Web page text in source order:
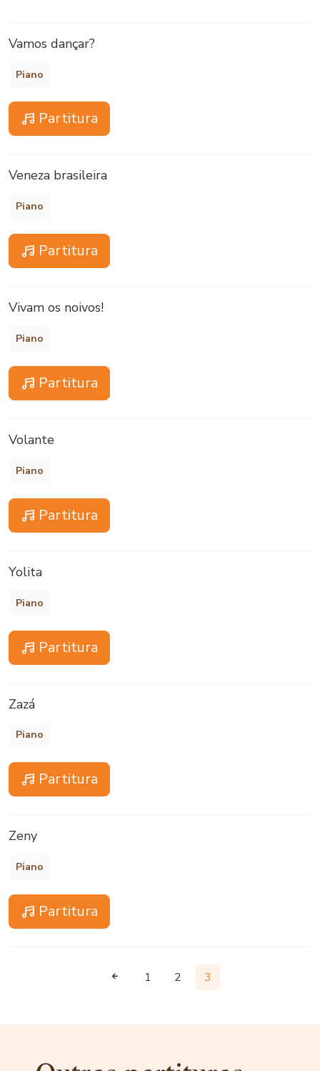
Vamos dançar?
Piano
Partitura
Veneza brasileira
Piano
Partitura
Vivam os noivos!
Piano
Partitura
Volante
Piano
Partitura
Yolita
Piano
Partitura
Zazá
Piano
Partitura
Zeny
Piano
Partitura
1 2 3